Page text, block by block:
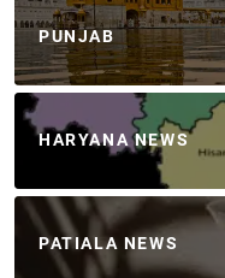
PUNJAB
HARYANA NEWS
PATIALA NEWS